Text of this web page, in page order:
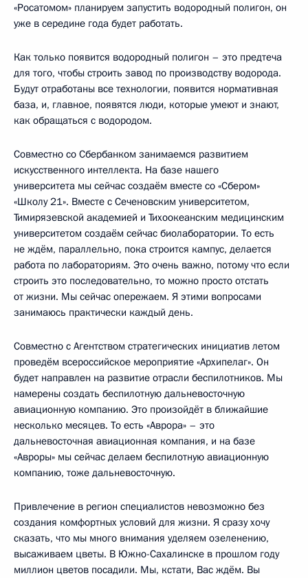
«Росатомом» планируем запустить водородный полигон, он
уже в середине года будет работать.
Как только появится водородный полигон – это предтеча
для того, чтобы строить завод по производству водорода.
Будут отработаны все технологии, появится нормативная
база, и, главное, появятся люди, которые умеют и знают,
как обращаться с водородом.
Совместно со Сбербанком занимаемся развитием
искусственного интеллекта. На базе нашего
университета мы сейчас создаём вместе со «Сбером»
«Школу 21». Вместе с Сеченовским университетом,
Тимирязевской академией и Тихоокеанским медицинским
университетом создаём сейчас биолаборатории. То есть
не ждём, параллельно, пока строится кампус, делается
работа по лабораториям. Это очень важно, потому что если
строить это последовательно, то можно просто отстать
от жизни. Мы сейчас опережаем. Я этими вопросами
занимаюсь практически каждый день.
Совместно с Агентством стратегических инициатив летом
проведём всероссийское мероприятие «Архипелаг». Он
будет направлен на развитие отрасли беспилотников. Мы
намерены создать беспилотную дальневосточную
авиационную компанию. Это произойдёт в ближайшие
несколько месяцев. То есть «Аврора» – это
дальневосточная авиационная компания, и на базе
«Авроры» мы сейчас делаем беспилотную авиационную
компанию, тоже дальневосточную.
Привлечение в регион специалистов невозможно без
создания комфортных условий для жизни. Я сразу хочу
сказать, что мы много внимания уделяем озеленению,
высаживаем цветы. В Южно-Сахалинске в прошлом году
миллион цветов посадили. Мы, кстати, Вас ждём. Вы